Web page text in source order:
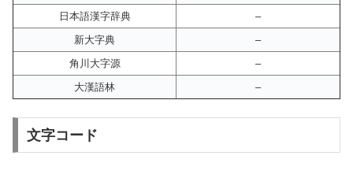
日本語漢字辞典
–
新大字典
–
角川大字源
–
大漢語林
–
文字コード